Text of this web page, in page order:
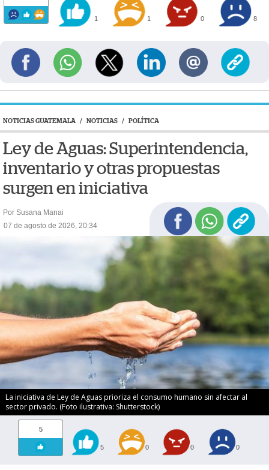
1 1 0 8
NOTICIAS GUATEMALA / NOTICIAS / POLÍTICA
Ley de Aguas: Superintendencia,
inventario y otras propuestas
surgen en iniciativa
Por Susana Manai
07 de agosto de 2026, 20:34
La iniciativa de Ley de Aguas prioriza el consumo humano sin afectar al
sector privado. (Foto ilustrativa: Shutterstock)
5
5 0 0 0